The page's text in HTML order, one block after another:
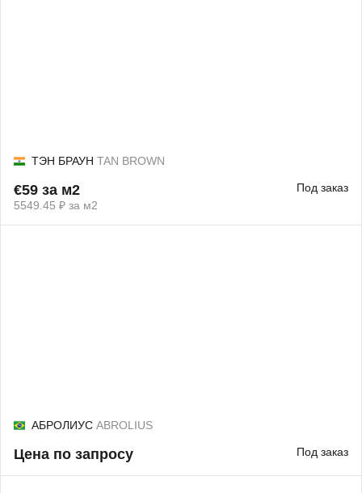
ТЭН БРАУН TAN BROWN
€59 за м2
5549.45 ₽ за м2
Под заказ
АБРОЛИУС ABROLIUS
Цена по запросу Под заказ